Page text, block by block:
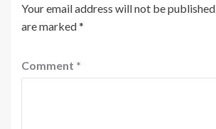
Your email address will not be published.
are marked*
Comment *